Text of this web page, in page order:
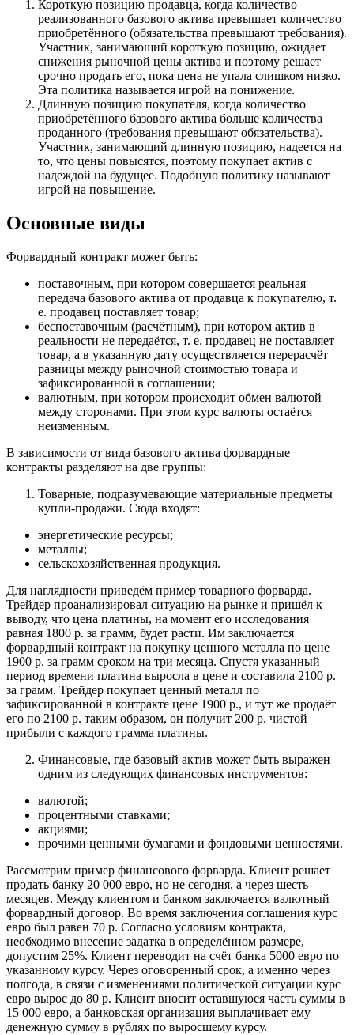
Короткую позицию продавца, когда количество
реализованного базового актива превышает количество
приобретённого (обязательства превышают требования).
Участник, занимающий короткую позицию, ожидает
снижения рыночной цены актива и поэтому решает
срочно продать его, пока цена не упала слишком низко.
Эта политика называется игрой на понижение.
Длинную позицию покупателя, когда количество
приобретённого базового актива больше количества
проданного (требования превышают обязательства).
Участник, занимающий длинную позицию, надеется на
то, что цены повысятся, поэтому покупает актив с
надеждой на будущее. Подобную политику называют
игрой на повышение.
Основные виды
Форвардный контракт может быть:
поставочным, при котором совершается реальная
передача базового актива от продавца к покупателю, т.
е. продавец поставляет товар;
беспоставочным (расчётным), при котором актив в
реальности не передаётся, т. е. продавец не поставляет
товар, а в указанную дату осуществляется перерасчёт
разницы между рыночной стоимостью товара и
зафиксированной в соглашении;
валютным, при котором происходит обмен валютой
между сторонами. При этом курс валюты остаётся
неизменным.
В зависимости от вида базового актива форвардные
контракты разделяют на две группы:
Товарные, подразумевающие материальные предметы
купли-продажи. Сюда входят:
энергетические ресурсы;
металлы;
сельскохозяйственная продукция.
Для наглядности приведём пример товарного форварда.
Трейдер проанализировал ситуацию на рынке и пришёл к
выводу, что цена платины, на момент его исследования
равная 1800 р. за грамм, будет расти. Им заключается
форвардный контракт на покупку ценного металла по цене
1900 р. за грамм сроком на три месяца. Спустя указанный
период времени платина выросла в цене и составила 2100 р.
за грамм. Трейдер покупает ценный металл по
зафиксированной в контракте цене 1900 р., и тут же продаёт
его по 2100 р. таким образом, он получит 200 р. чистой
прибыли с каждого грамма платины.
Финансовые, где базовый актив может быть выражен
одним из следующих финансовых инструментов:
валютой;
процентными ставками;
акциями;
прочими ценными бумагами и фондовыми ценностями.
Рассмотрим пример финансового форварда. Клиент решает
продать банку 20 000 евро, но не сегодня, а через шесть
месяцев. Между клиентом и банком заключается валютный
форвардный договор. Во время заключения соглашения курс
евро был равен 70 р. Согласно условиям контракта,
необходимо внесение задатка в определённом размере,
допустим 25%. Клиент переводит на счёт банка 5000 евро по
указанному курсу. Через оговоренный срок, а именно через
полгода, в связи с изменениями политической ситуации курс
евро вырос до 80 р. Клиент вносит оставшуюся часть суммы в
15 000 евро, а банковская организация выплачивает ему
денежную сумму в рублях по выросшему курсу.